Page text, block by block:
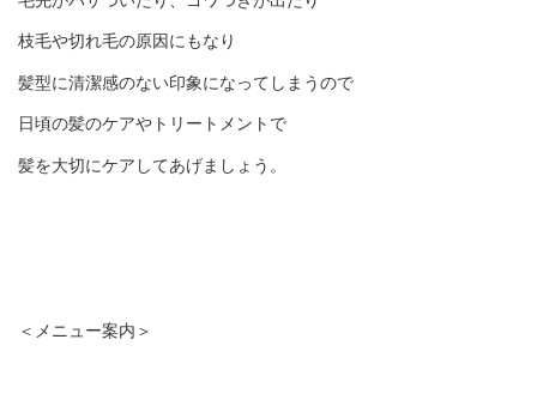
枝毛や切れ毛の原因にもなり
髪型に清潔感のない印象になってしまうので
日頃の髪のケアやトリートメントで
髪を大切にケアしてあげましょう。
＜メニュー案内＞